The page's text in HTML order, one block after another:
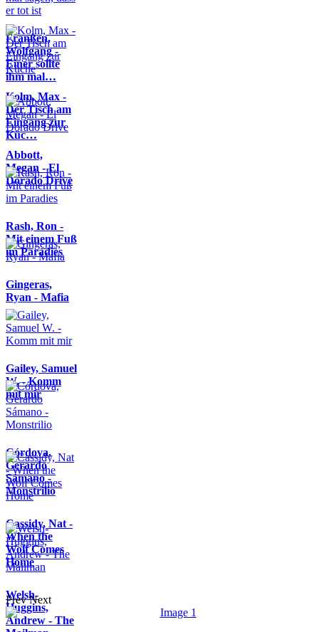
Franßen,
Wolfgang -
Einer sollte
ihm mal…
Kolm, Max -
Der Tisch am
Eingang zur
Küc…
Abbott,
Megan - El
Dorado Drive
Rash, Ron -
Mit einem Fuß
im Paradies
Gingeras,
Ryan - Mafia
Gailey, Samuel
W. - Komm
mit mir
Córdova,
Gerardo
Sámano -
Monstrilio
Cassidy, Nat -
When the
Wolf Comes
Home
Welsh-
Huggins,
Andrew - The
Prev Next